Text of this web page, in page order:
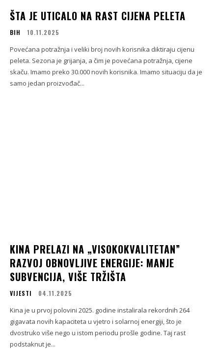
ŠTA JE UTICALO NA RAST CIJENA PELETA
BIH 10.11.2025
Povećana potražnja i veliki broj novih korisnika diktiraju cijenu
peleta. Sezona je grijanja, a čim je povećana potražnja, cijene
skaču. Imamo preko 30.000 novih korisnika. Imamo situaciju da je
samo jedan proizvođač...
KINA PRELAZI NA „VISOKOKVALITETAN”
RAZVOJ OBNOVLJIVE ENERGIJE: MANJE
SUBVENCIJA, VIŠE TRŽIŠTA
VIJESTI 04.11.2025
Kina je u prvoj polovini 2025. godine instalirala rekordnih 264
gigavata novih kapaciteta u vjetro i solarnoj energiji, što je
dvostruko više nego u istom periodu prošle godine. Taj rast
podstaknut je...